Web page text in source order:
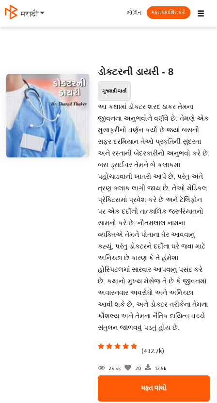
मराठी ☰
લૉગિન મફત પ્રકાશિત કરો
ડોક્ટરની ડાયરી - 8
ગુજરાતી વાર્તા
આ કથામાં ડોક્ટર શરદ ઠાકર તેમના
જીવનના અનુભવોને વર્ણવે છે. તેમણે એક
મુસાફરીનો વર્ણન કર્યો છે જ્યાં બસની
સફર દરમિયાન તેઓ પ્રકૃતિની સુંદરતા
અને રસ્તાની બેદરકારીનો અનુભવો કરે છે.
બસ ડ્રાઈવર તેમને બે કલાકમાં
પહોંચાડવાની ખાતરી આપે છે, પરંતુ અંતે
ત્રણ કલાક લાગી જાય છે. તેઓ મેડિકલ
પ્રેક્ટિસમાં પ્રવેશ કરે છે અને ટેલિફોન
પર એક દર્દીની તાત્કાલિક જરૂરિયાતનો
સામનો કરે છે. નૌતમલાલ નામના
વ્યક્તિએ તેમને પોતાના ઘેર આવવાનું
કહ્યું, પરંતુ ડોક્ટરને દર્દીના ઘરે જવા માટે
અનિચ્છા છે કારણ કે તે હંમેશા
હોસ્પિટલમાં સારવાર આપવાનું પસંદ કરે
છે. કથાનો મુખ્ય મેસેજ તે છે કે જીવનમાં
અવારનવાર અવરોધો અને અનિચ્છા
આવી શકે છે, અને ડોક્ટર તરીકેના તેમના
કૌશલ્ય અને તેમના નૈતિક દાયિત્વ વચ્ચે
સંતુલન જાળવવું પડતું હોય છે.
(432.7k)
25.5k 20 12.5k
મફત વાંચો